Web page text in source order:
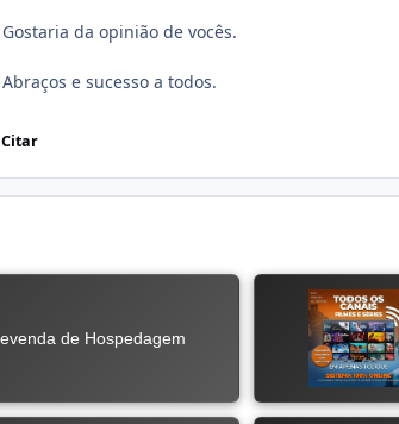
Gostaria da opinião de vocês.
Abraços e sucesso a todos.
Citar